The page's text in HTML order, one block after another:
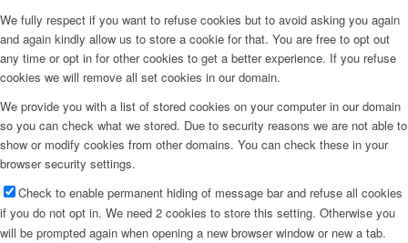
We fully respect if you want to refuse cookies but to avoid asking you again
and again kindly allow us to store a cookie for that. You are free to opt out
any time or opt in for other cookies to get a better experience. If you refuse
cookies we will remove all set cookies in our domain.
We provide you with a list of stored cookies on your computer in our domain
so you can check what we stored. Due to security reasons we are not able to
show or modify cookies from other domains. You can check these in your
browser security settings.
Check to enable permanent hiding of message bar and refuse all cookies
if you do not opt in. We need 2 cookies to store this setting. Otherwise you
will be prompted again when opening a new browser window or new a tab.